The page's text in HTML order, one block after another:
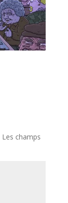
Les champs